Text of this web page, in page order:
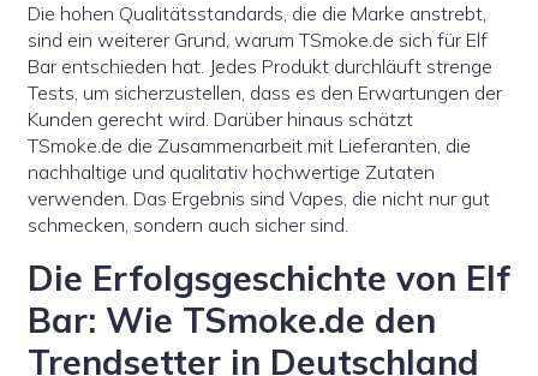
Die hohen Qualitätsstandards, die die Marke anstrebt,
sind ein weiterer Grund, warum TSmoke.de sich für Elf
Bar entschieden hat. Jedes Produkt durchläuft strenge
Tests, um sicherzustellen, dass es den Erwartungen der
Kunden gerecht wird. Darüber hinaus schätzt
TSmoke.de die Zusammenarbeit mit Lieferanten, die
nachhaltige und qualitativ hochwertige Zutaten
verwenden. Das Ergebnis sind Vapes, die nicht nur gut
schmecken, sondern auch sicher sind.
Die Erfolgsgeschichte von Elf
Bar: Wie TSmoke.de den
Trendsetter in Deutschland